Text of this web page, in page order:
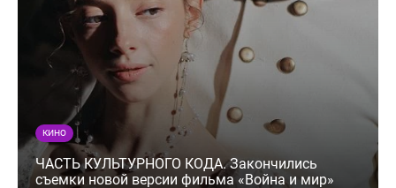
КИНО
ЧАСТЬ КУЛЬТУРНОГО КОДА. Закончились
съемки новой версии фильма «Война и мир»